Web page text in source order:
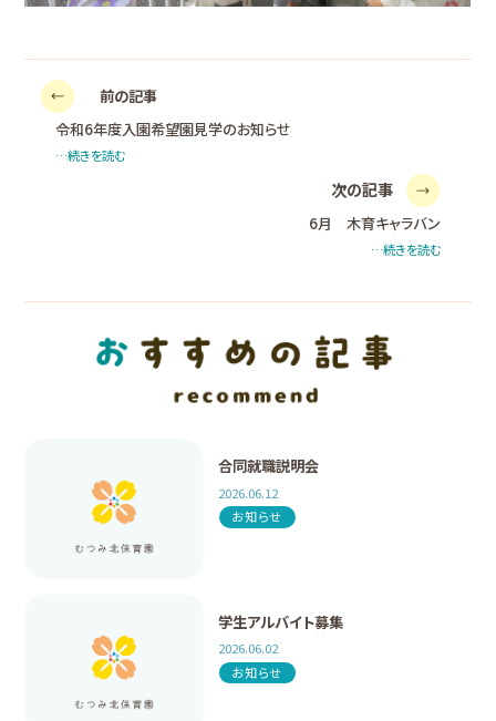
前の記事
令和6年度入園希望園見学のお知らせ
…続きを読む
次の記事
6月 木育キャラバン
…続きを読む
合同就職説明会
2026.06.12
お知らせ
学生アルバイト募集
2026.06.02
お知らせ